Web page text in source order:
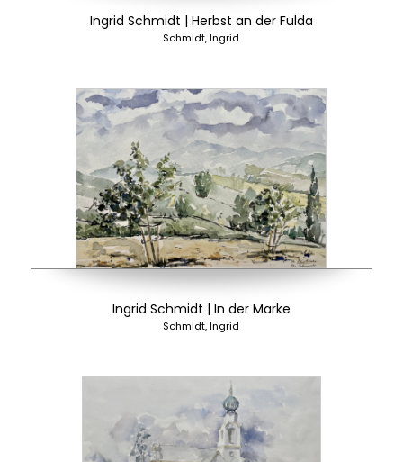
Ingrid Schmidt | Herbst an der Fulda
Schmidt, Ingrid
Ingrid Schmidt | In der Marke
Schmidt, Ingrid